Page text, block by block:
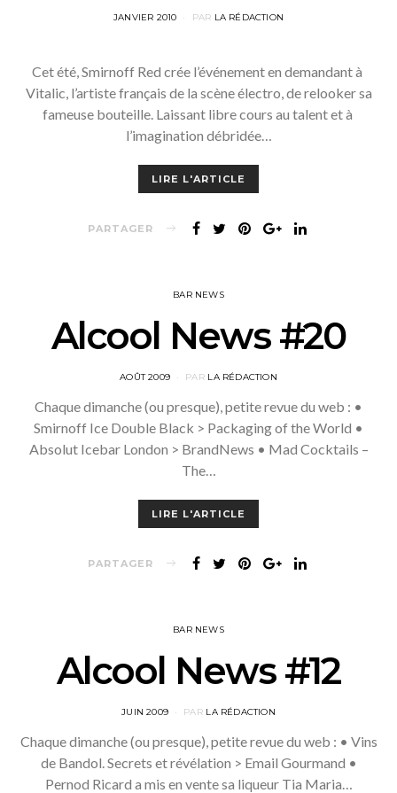
POSTED
JANVIER 2010 PAR LA RÉDACTION
Cet été, Smirnoff Red crée l’événement en demandant à
Vitalic, l’artiste français de la scène électro, de relooker sa
fameuse bouteille. Laissant libre cours au talent et à
l’imagination débridée…
LIRE L'ARTICLE
PARTAGER
BAR NEWS
Alcool News #20
POSTED
AOÛT 2009 PAR LA RÉDACTION
Chaque dimanche (ou presque), petite revue du web : •
Smirnoff Ice Double Black > Packaging of the World •
Absolut Icebar London > BrandNews • Mad Cocktails –
The…
LIRE L'ARTICLE
PARTAGER
BAR NEWS
Alcool News #12
POSTED
JUIN 2009 PAR LA RÉDACTION
Chaque dimanche (ou presque), petite revue du web : • Vins
de Bandol. Secrets et révélation > Email Gourmand •
Pernod Ricard a mis en vente sa liqueur Tia Maria…